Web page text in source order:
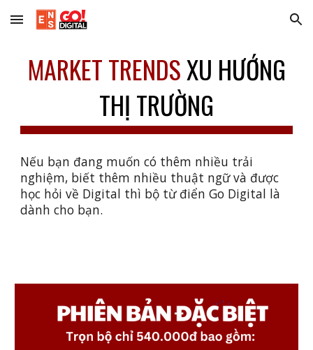
Skip to main content Skip to navigation
MARKET TRENDSXU HƯỚNG
THỊ TRƯỜNG
Nếu bạn đang muốn có thêm nhiều trải
nghiệm, biết thêm nhiều thuật ngữ và được
học hỏi về Digital thì bộ từ điển Go Digital là
dành cho bạn.